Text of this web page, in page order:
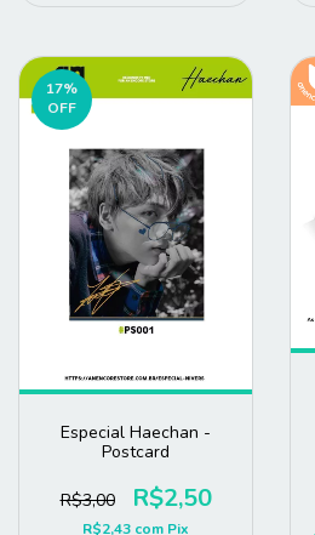
17%
OFF
Especial Haechan -
Postcard
R$3,00 R$2,50
R$2,43 com Pix